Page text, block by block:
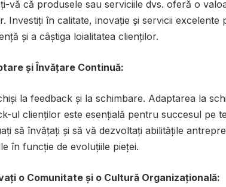
vă că produsele sau serviciile dvs. oferă o
Investiți în calitate, inovație și servicii excelente
și a câștiga loialitatea clienților.
și Învățare Continuă:
la feedback și la schimbare. Adaptarea la
ul clienților este esențială pentru succesul pe
să învățați și să vă dezvoltați abilitățile
în funcție de evoluțiile pieței.
o Comunitate și o Cultură Organizațională: